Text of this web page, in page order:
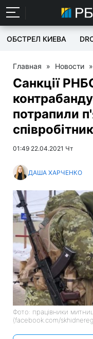
ОБСТРЕЛ КИЕВА
Главная » Новости »
Санкції
потрапили
01:49 22.04.2021 Чт
ДАША ХАРЧЕНКО
Фото: працівники
(facebook.com/